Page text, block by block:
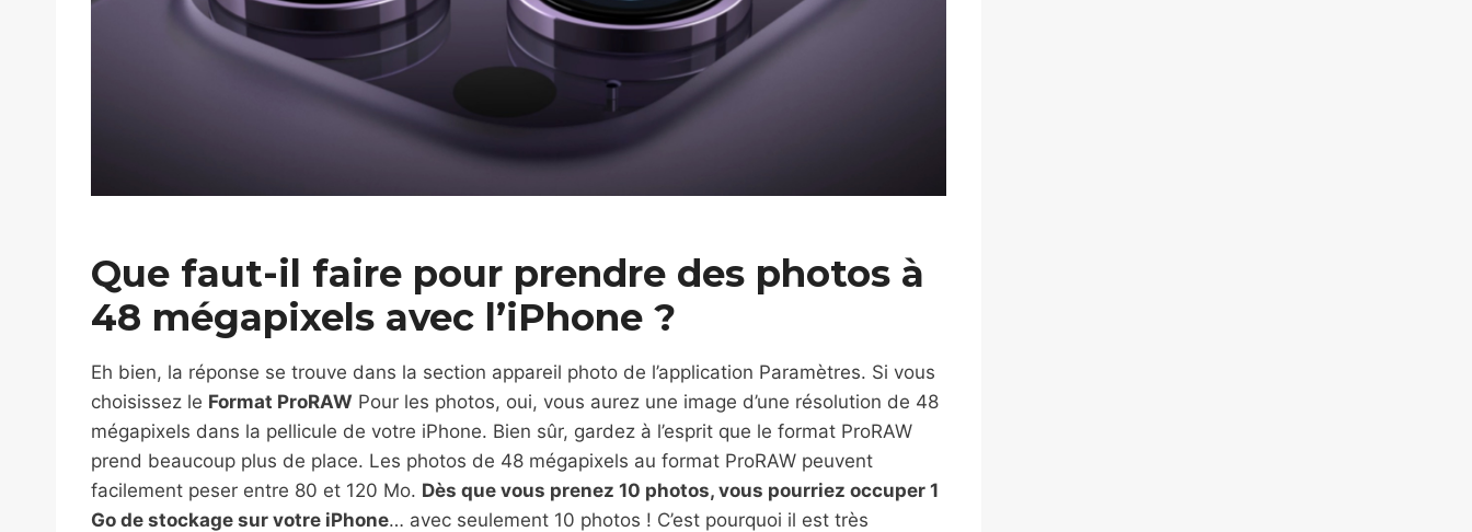
Que faut-il faire pour prendre des photos à
48 mégapixels avec l’iPhone ?
Eh bien, la réponse se trouve dans la section appareil photo de l’application Paramètres. Si vous
choisissez le Format ProRAW Pour les photos, oui, vous aurez une image d’une résolution de 48
mégapixels dans la pellicule de votre iPhone. Bien sûr, gardez à l’esprit que le format ProRAW
prend beaucoup plus de place. Les photos de 48 mégapixels au format ProRAW peuvent
facilement peser entre 80 et 120 Mo. Dès que vous prenez 10 photos, vous pourriez occuper 1
Go de stockage sur votre iPhone… avec seulement 10 photos ! C’est pourquoi il est très